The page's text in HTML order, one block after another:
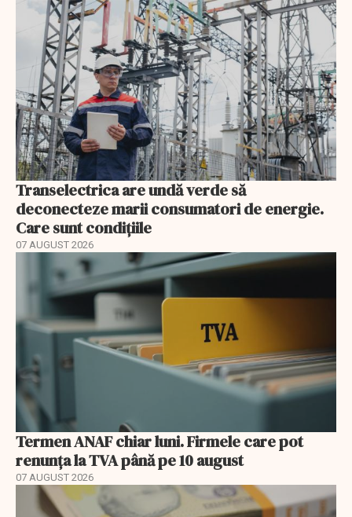
Transelectrica are undă verde să
deconecteze marii consumatori de energie.
Care sunt condițiile
07 AUGUST 2026
Termen ANAF chiar luni. Firmele care pot
renunța la TVA până pe 10 august
07 AUGUST 2026